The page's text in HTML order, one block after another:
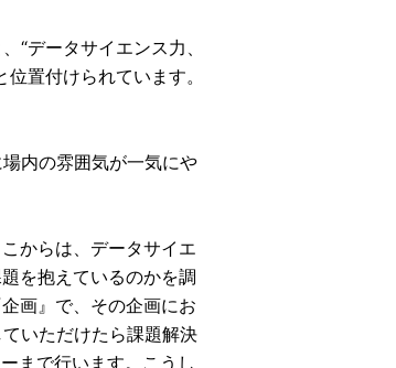
“データサイエンス力、
置付けられています。
内の雰囲気が一気にや
からは、データサイエ
を抱えているのかを調
画』で、その企画にお
いただけたら課題解決
まで行います。こうし